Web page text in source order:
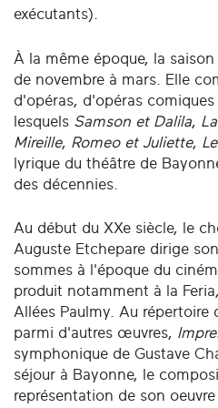
exécutants).
À la même époque, la
de novembre à mars. Elle
d'opéras, d'opéras
lesquels Samson et Dalila,
Mireille, Romeo et Juliette,
lyrique du théâtre de
des décennies.
Au début du XXe siècle, le
Auguste Etchepare dirige
sommes à l'époque du
produit notamment à la
Allées Paulmy. Au répertoire
parmi d'autres œuvres,
symphonique de Gustave
séjour à Bayonne, le
représentation de son